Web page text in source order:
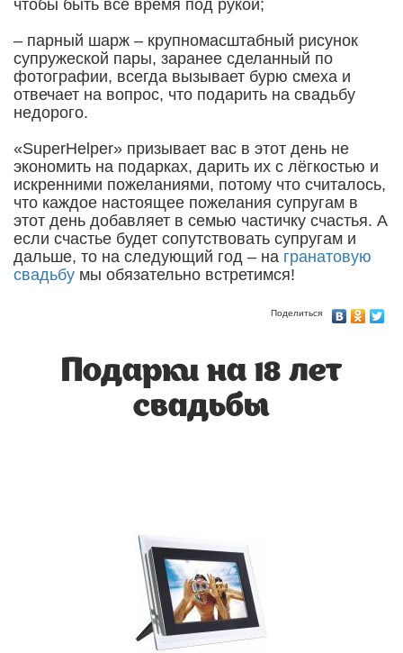
чтобы быть всё время под рукой;
– парный шарж – крупномасштабный рисунок
супружеской пары, заранее сделанный по
фотографии, всегда вызывает бурю смеха и
отвечает на вопрос, что подарить на свадьбу
недорого.
«SuperHelper» призывает вас в этот день не
экономить на подарках, дарить их с лёгкостью и
искренними пожеланиями, потому что считалось,
что каждое настоящее пожелания супругам в
этот день добавляет в семью частичку счастья. А
если счастье будет сопутствовать супругам и
дальше, то на следующий год – на гранатовую
свадьбу мы обязательно встретимся!
Поделиться
Подарки на 18 лет
свадьбы